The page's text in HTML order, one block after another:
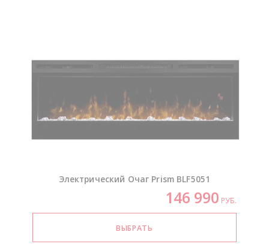
Электрический Очаг Prism BLF5051
146 990 РУБ.